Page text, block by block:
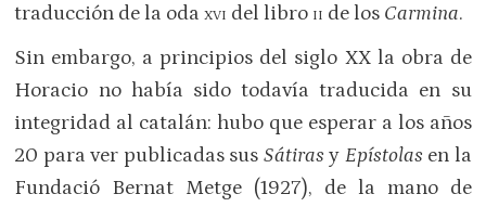
traducción de la odaxvi del libro ii de los Carmina.
Sin embargo, a principios del siglo XX la obra de
Horacio no había sido todavía traducida en su
integridad al catalán: hubo que esperar a los años
20 para ver publicadas sus Sátirasy Epístolas en la
Fundació Bernat Metge (1927), de la mano de